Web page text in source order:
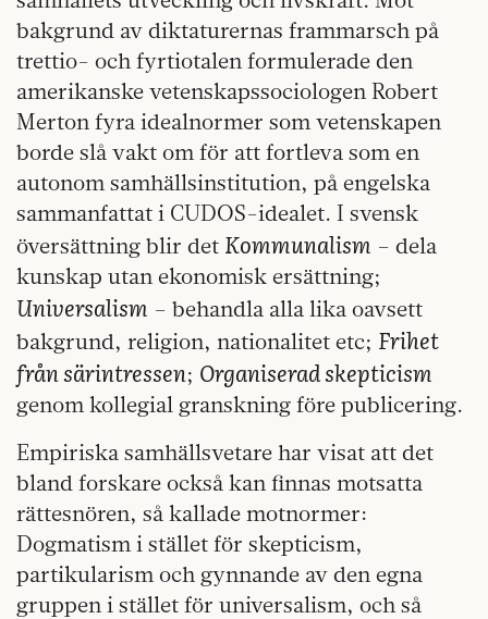
bakgrund av diktaturernas frammarsch på
trettio- och fyrtiotalen formulerade den
amerikanske vetenskapssociologen Robert
Merton fyra idealnormer som vetenskapen
borde slå vakt om för att fortleva som en
autonom samhällsinstitution, på engelska
sammanfattat i CUDOS-idealet. I svensk
översättning blir det Kommunalism – dela
kunskap utan ekonomisk ersättning;
Universalism – behandla alla lika oavsett
bakgrund, religion, nationalitet etc; Frihet
från särintressen; Organiserad skepticism
genom kollegial granskning före publicering.
Empiriska samhällsvetare har visat att det
bland forskare också kan finnas motsatta
rättesnören, så kallade motnormer:
Dogmatism i stället för skepticism,
partikularism och gynnande av den egna
gruppen i stället för universalism, och så